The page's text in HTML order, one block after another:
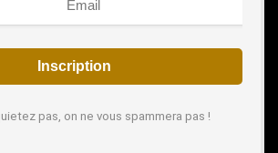
pas, on ne vous spammera pas !